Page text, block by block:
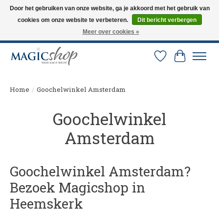
Altijd de nieuwste trucs op voorraad. Snelle verzending via PostNL en DHL.
Langskomen in onze winkel? Bel of mail om een afspraak te maken. 0251-
Verlanglijst
Home / Goochelwinkel Amsterdam
Goochelwinkel
Amsterdam
Goochelwinkel Amsterdam?
Bezoek Magicshop in
Heemskerk
Door het gebruiken van onze website, ga je akkoord met het gebruik van
cookies om onze website te verbeteren.
Dit bericht verbergen
Meer over cookies »